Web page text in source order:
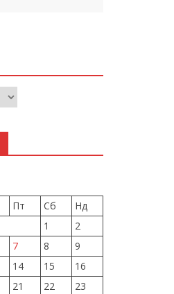
Пт Сб
Нд
1
2
7 8
9
14 15
16
21 22
23